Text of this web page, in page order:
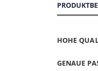
HOHE
GENAUE